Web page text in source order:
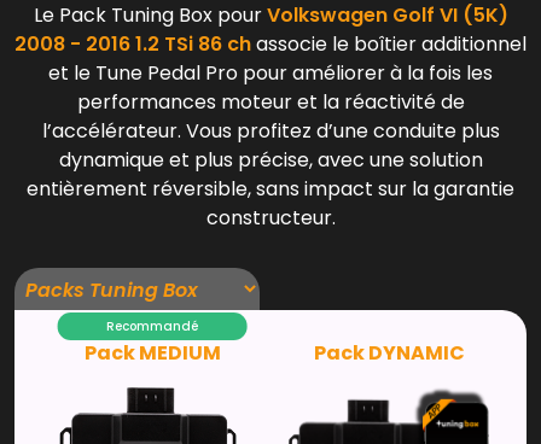
Le Pack Tuning Box pourVolkswagen Golf VI (5K)
2008 - 2016 1.2 TSi 86 chassocie le boîtier additionnel
et le Tune Pedal Pro pour améliorer à la fois les
performances moteur et la réactivité de
l’accélérateur. Vous profitez d’une conduite plus
dynamique et plus précise, avec une solution
entièrement réversible, sans impact sur la garantie
constructeur.
Recommandé
Pack MEDIUM Pack DYNAMIC